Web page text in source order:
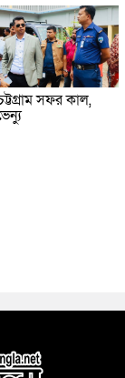
চট্টগ্রাম সফর কাল,